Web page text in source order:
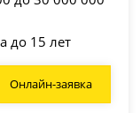
до 15 лет
Онлайн-заявка